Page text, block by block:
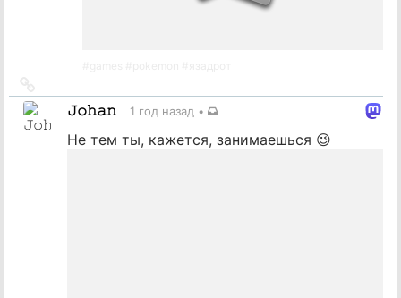
на
источник𝙹𝚘𝚑𝚊𝚗 1 год назад •
Не тем ты, кажется, занимаешься 😉